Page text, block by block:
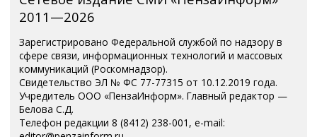
2011—2026
Зарегистрировано Федеральной службой по надзору в
сфере связи, информационных технологий и массовых
коммуникаций (Роскомнадзор).
Свидетельство ЭЛ № ФС 77-77315 от 10.12.2019 года.
Учредитель ООО «ПензаИнформ». Главный редактор —
Белова С.Д.
Телефон редакции 8 (8412) 238-001, e-mail: